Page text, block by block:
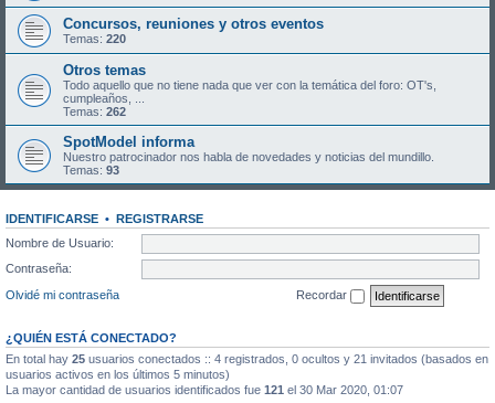
Concursos, reuniones y otros eventos
Temas: 220
Otros temas
Todo aquello que no tiene nada que ver con la temática del foro: OT's,
cumpleaños, ...
Temas: 262
SpotModel informa
Nuestro patrocinador nos habla de novedades y noticias del mundillo.
Temas: 93
IDENTIFICARSE • REGISTRARSE
Nombre de Usuario:
Contraseña:
Olvidé mi contraseña
Recordar
¿QUIÉN ESTÁ CONECTADO?
En total hay 25 usuarios conectados :: 4 registrados, 0 ocultos y 21 invitados (basados en
usuarios activos en los últimos 5 minutos)
La mayor cantidad de usuarios identificados fue 121 el 30 Mar 2020, 01:07